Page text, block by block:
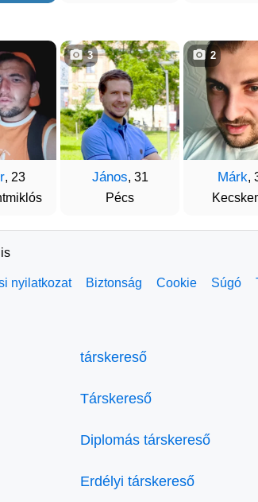
, 23
János, 31
Pécs
3
Márk,
2
nyilatkozat Biztonság Cookie Súgó
társkereső
Társkereső
Diplomás társkereső
Erdélyi társkereső